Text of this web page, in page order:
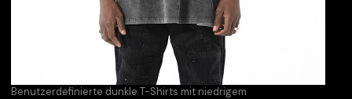
Benutzerdefinierte dunkle T-Shirts mit niedrigem